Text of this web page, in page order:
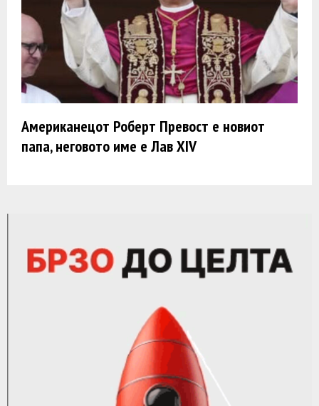
Американецот Роберт Превост е новиот
папа, неговото име е Лав XIV